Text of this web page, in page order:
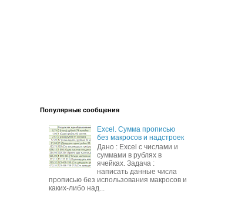
Популярные сообщения
Excel. Сумма прописью
без макросов и надстроек
Дано : Excel c числами и
суммами в рублях в
ячейках. Задача :
написать данные числа
прописью без использования макросов и
каких-либо над...